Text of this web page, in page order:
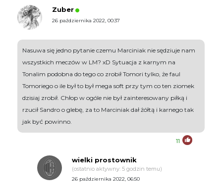
Zuber
26 października 2022, 00:37
Nasuwa się jedno pytanie czemu Marciniak nie sędziuje nam
wszystkich meczów w LM? xD Sytuacja z karnym na
Tonalim podobna do tego co zrobił Tomori tylko, że faul
Tomoriego o ile był to był mega soft przy tym co ten ziomek
dzisiaj zrobił. Chłop w ogóle nie był zainteresowany piłką i
rzucił Sandro o glebę, za to Marciniak dał żółtą i karnego tak
jak być powinno.
11
wielki prostownik
(ostatnio aktywny: 5 godzin temu)
26 października 2022, 06:50